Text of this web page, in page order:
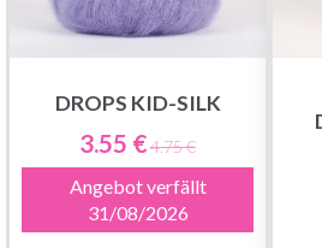
DROPS KID-SILK
3.55 €4.75 €
Angebot verfällt
31/08/2026